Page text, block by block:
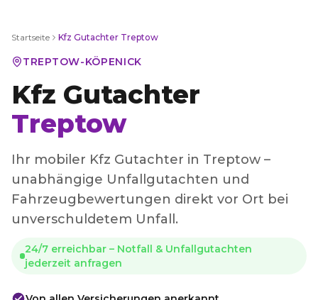
Startseite Kfz Gutachter Treptow
TREPTOW-KÖPENICK
Kfz Gutachter
Treptow
Ihr mobiler Kfz Gutachter in Treptow –
unabhängige Unfallgutachten und
Fahrzeugbewertungen direkt vor Ort bei
unverschuldetem Unfall.
24/7 erreichbar – Notfall & Unfallgutachten
jederzeit anfragen